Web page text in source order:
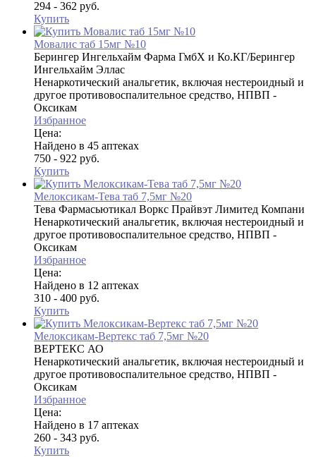
294 - 362 руб.
Купить
Мовалис таб 15мг №10
Берингер Ингельхайм Фарма ГмбХ и Ко.КГ/Берингер
Ингельхайм Эллас
Ненаркотический анальгетик, включая нестероидный и
другое противовоспалительное средство, НПВП -
Оксикам
Избранное
Цена:
Найдено в 45 аптеках
750 - 922 руб.
Купить
Мелоксикам-Тева таб 7,5мг №20
Тева Фармасьютикал Воркс Прайвэт Лимитед Компани
Ненаркотический анальгетик, включая нестероидный и
другое противовоспалительное средство, НПВП -
Оксикам
Избранное
Цена:
Найдено в 12 аптеках
310 - 400 руб.
Купить
Мелоксикам-Вертекс таб 7,5мг №20
ВЕРТЕКС АО
Ненаркотический анальгетик, включая нестероидный и
другое противовоспалительное средство, НПВП -
Оксикам
Избранное
Цена:
Найдено в 17 аптеках
260 - 343 руб.
Купить